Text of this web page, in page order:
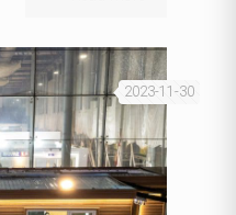
2023-11-30